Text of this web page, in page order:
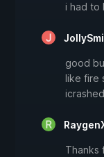
i had to
good
like fire
Thanks